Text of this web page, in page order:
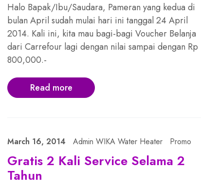
Halo Bapak/Ibu/Saudara, Pameran yang kedua di
bulan April sudah mulai hari ini tanggal 24 April
2014. Kali ini, kita mau bagi-bagi Voucher Belanja
dari Carrefour lagi dengan nilai sampai dengan Rp
800,000.-
Read more
March 16, 2014 Admin WIKA Water Heater Promo
Gratis 2 Kali Service Selama 2
Tahun